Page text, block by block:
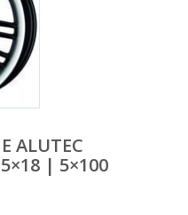
ALUTEC
| 5×100